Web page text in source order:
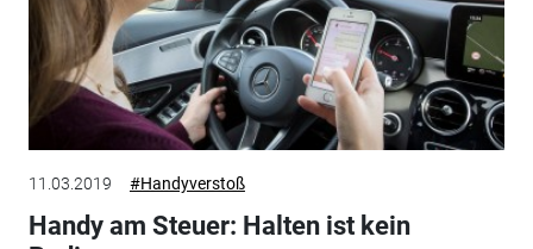
11.03.2019 #Handyverstoß
Handy am Steuer: Halten ist kein